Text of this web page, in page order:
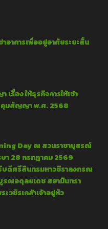
าคารเพื่ออยู่อาศัยระยะสั้น
รื่อง ให้ธุรกิจการให้เช่า
คุมสัญญา พ.ศ. 2568
Day ณ สวนราชานุสรณ์
ษา 28 กรกฎาคม 2569
บดีศรีสินทรมหาวชิราลงกรณ
ณอดุลยเดช สยามินทรา
วชิรเกล้าเจ้าอยู่หัว